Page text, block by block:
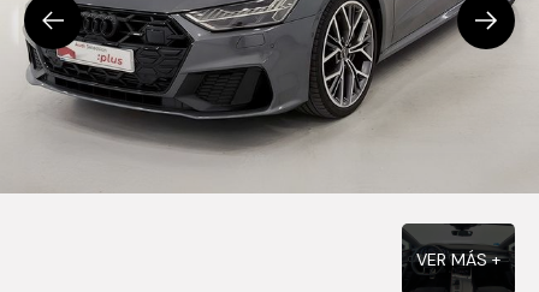
VER MÁS +